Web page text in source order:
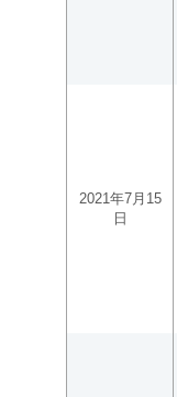
2021年7月15
日